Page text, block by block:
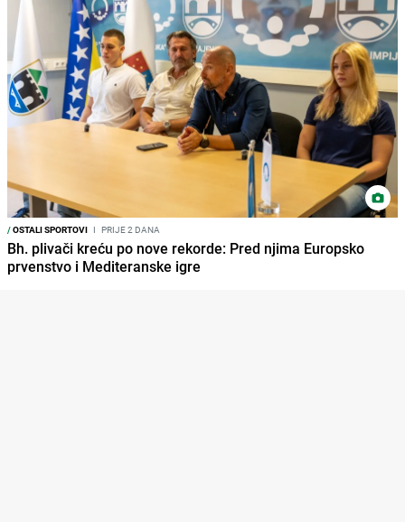
/OSTALI SPORTOVI I PRIJE 2 DANA
Bh. plivači kreću po nove rekorde: Pred njima Europsko
prvenstvo i Mediteranske igre